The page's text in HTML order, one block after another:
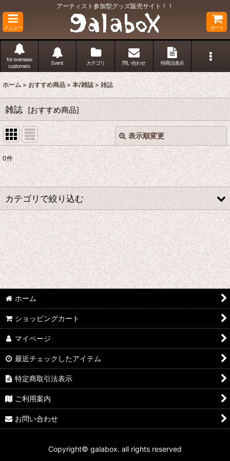
アーティスト参加型グッズ販売サイト！！
メニュー カート
for overseas
customers
Event カテゴリ 問い合わせ 特商法表示
ホーム > おすすめ商品 > 本/雑誌 > 雑誌
雑誌 [おすすめ商品]
表示順変更
表示数:
並び順:
絞り込む
閉じる
0件
カテゴリで絞り込む
本
雑誌
写真集
ホーム
ショッピングカート
マイページ
最近チェックしたアイテム
特定商取引法表示
ご利用案内
お問い合わせ
Copyright© galabox. all rights reserved